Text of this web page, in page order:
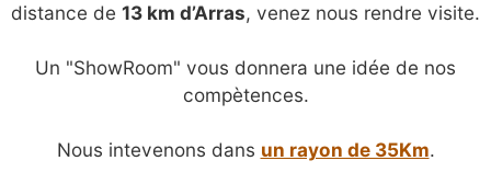
distance de 13 km d’Arras, venez nous rendre visite.
Un "ShowRoom" vous donnera une idée de nos
compètences.
Nous intevenons dans un rayon de 35Km.